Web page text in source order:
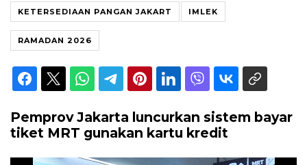
KETERSEDIAAN PANGAN JAKART IMLEK
RAMADAN 2026
Pemprov Jakarta luncurkan sistem bayar
tiket MRT gunakan kartu kredit